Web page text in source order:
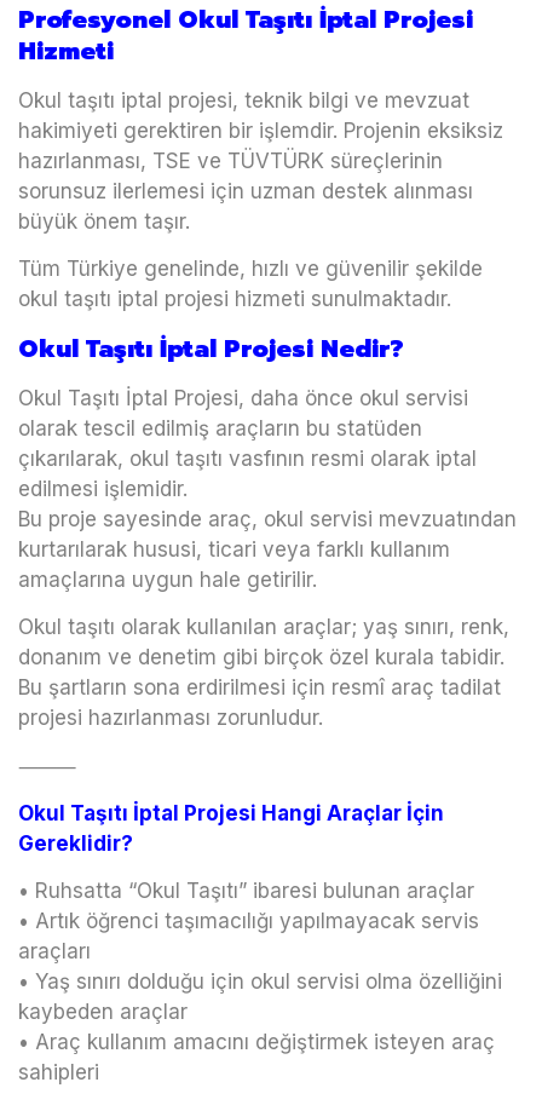
Profesyonel Okul Taşıtı İptal Projesi
Hizmeti
Okul taşıtı iptal projesi, teknik bilgi ve mevzuat
hakimiyeti gerektiren bir işlemdir. Projenin eksiksiz
hazırlanması, TSE ve TÜVTÜRK süreçlerinin
sorunsuz ilerlemesi için uzman destek alınması
büyük önem taşır.
Tüm Türkiye genelinde, hızlı ve güvenilir şekilde
okul taşıtı iptal projesi hizmeti sunulmaktadır.
Okul Taşıtı İptal Projesi Nedir?
Okul Taşıtı İptal Projesi, daha önce okul servisi
olarak tescil edilmiş araçların bu statüden
çıkarılarak, okul taşıtı vasfının resmi olarak iptal
edilmesi işlemidir.
Bu proje sayesinde araç, okul servisi mevzuatından
kurtarılarak hususi, ticari veya farklı kullanım
amaçlarına uygun hale getirilir.
Okul taşıtı olarak kullanılan araçlar; yaş sınırı, renk,
donanım ve denetim gibi birçok özel kurala tabidir.
Bu şartların sona erdirilmesi için resmî araç tadilat
projesi hazırlanması zorunludur.
⸻
Okul Taşıtı İptal Projesi Hangi Araçlar İçin
Gereklidir?
• Ruhsatta “Okul Taşıtı” ibaresi bulunan araçlar
• Artık öğrenci taşımacılığı yapılmayacak servis
araçları
• Yaş sınırı dolduğu için okul servisi olma özelliğini
kaybeden araçlar
• Araç kullanım amacını değiştirmek isteyen araç
sahipleri